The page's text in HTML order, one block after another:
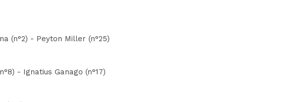
(n°2) - Peyton Miller (n°25)
- Ignatius Ganago (n°17)